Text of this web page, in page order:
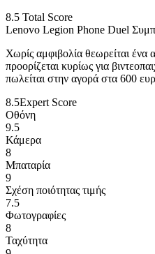
8.5 Total Score
Lenovo Legion Phone Duel
Χωρίς αμφιβολία θεωρείται ένα
προορίζεται κυρίως για
πωλείται στην αγορά στα 600
8.5Expert Score
Οθόνη
9.5
Κάμερα
8
Μπαταρία
9
Σχέση ποιότητας τιμής
7.5
Φωτογραφίες
8
Ταχύτητα